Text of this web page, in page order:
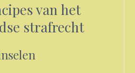
van het
strafrecht